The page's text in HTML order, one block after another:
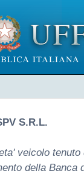
S.R.L.
veicolo tenuto
della Banca